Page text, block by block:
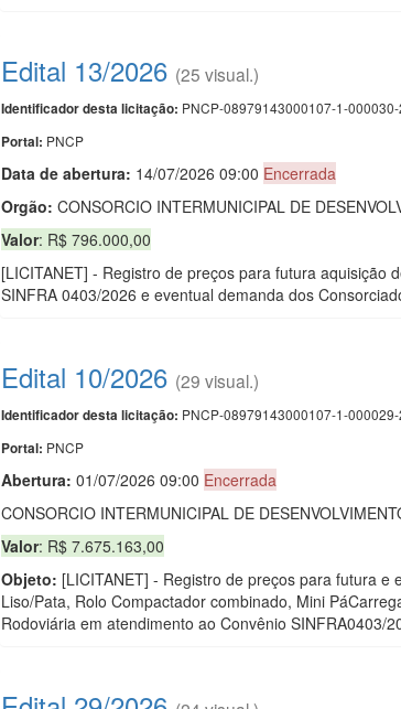
Edital 13/2026 (25 visual.)
Identificador desta licitação: PNCP-08979143000107-1-
Portal: PNCP
Data de abertura: 14/07/2026 09:00 Encerrada
Orgão: CONSORCIO INTERMUNICIPAL DE
Valor: R$ 796.000,00
[LICITANET] - Registro de preços para futura
SINFRA 0403/2026 e eventual demanda dos
Edital 10/2026 (29 visual.)
Identificador desta licitação: PNCP-08979143000107-1-
Portal: PNCP
Abertura: 01/07/2026 09:00 Encerrada
CONSORCIO INTERMUNICIPAL DE
Valor: R$ 7.675.163,00
Objeto: [LICITANET] - Registro de preços para futura
Liso/Pata, Rolo Compactador combinado, Mini
Rodoviária em atendimento ao Convênio SINFRA0403/